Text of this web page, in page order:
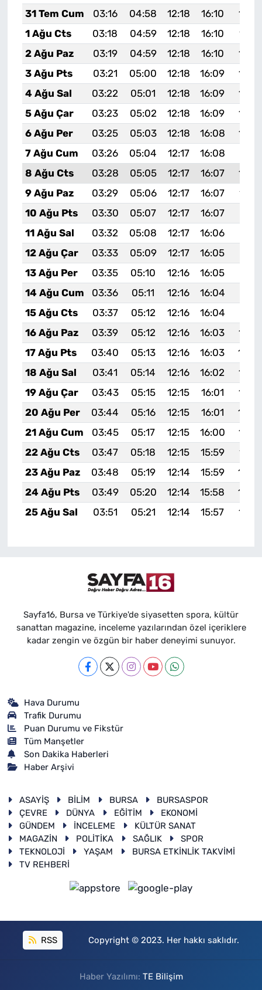
31 Tem Cum
03:16 04:58 12:18 16:10
1 Ağu Cts
03:18 04:59 12:18 16:10
19:27
2 Ağu Paz
03:19 04:59 12:18 16:10
3 Ağu Pts
03:21 05:00 12:18 16:09
4 Ağu Sal
03:22 05:01 12:18 16:09
5 Ağu Çar
03:23 05:02 12:18 16:09
6 Ağu Per
03:25 05:03 12:18 16:08
7 Ağu Cum
03:26 05:04 12:17 16:08
8 Ağu Cts
03:28 05:05 12:17 16:07
9 Ağu Paz
03:29 05:06 12:17 16:07
19:18
10 Ağu Pts
03:30 05:07 12:17 16:07
11 Ağu Sal
03:32 05:08 12:17 16:06
12 Ağu Çar
03:33 05:09 12:17 16:05
13 Ağu Per
03:35 05:10 12:16 16:05
14 Ağu Cum
03:36 05:11 12:16 16:04
15 Ağu Cts
03:37 05:12 12:16 16:04
16 Ağu Paz
03:39 05:12 12:16 16:03
17 Ağu Pts
03:40 05:13 12:16 16:03
18 Ağu Sal
03:41 05:14 12:16 16:02
19 Ağu Çar
03:43 05:15 12:15 16:01
20 Ağu Per
03:44 05:16 12:15 16:01
21 Ağu Cum
03:45 05:17 12:15 16:00
22 Ağu Cts
03:47 05:18 12:15 15:59
19:01
23 Ağu Paz
03:48 05:19 12:14 15:59
24 Ağu Pts
03:49 05:20 12:14 15:58
25 Ağu Sal
03:51 05:21 12:14 15:57
Sayfa16, Bursa ve Türkiye'de siyasetten spora, kültür
sanattan magazine, inceleme yazılarından özel içeriklere
kadar zengin ve özgün bir haber deneyimi sunuyor.
Hava Durumu
Trafik Durumu
Puan Durumu ve Fikstür
Tüm Manşetler
Son Dakika Haberleri
Haber Arşivi
ASAYİŞ BİLİM BURSA
BURSASPOR
ÇEVRE
DÜNYA EĞİTİM
EKONOMİ
GÜNDEM
İNCELEME
KÜLTÜR SANAT
MAGAZİN
POLİTİKA SAĞLIK
SPOR
TEKNOLOJİ
YAŞAM
BURSA ETKİNLİK TAKVİMİ
TV REHBERİ
RSS Copyright © 2023. Her hakkı saklıdır.
Haber Yazılımı: TE Bilişim